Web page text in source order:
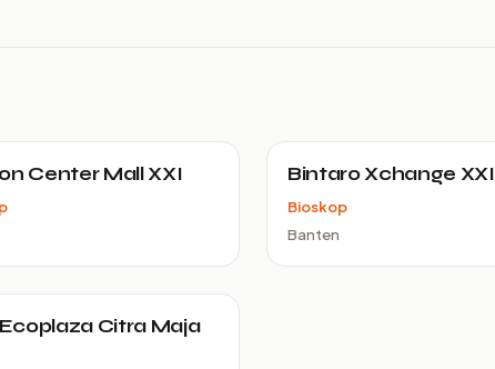
Center Mall XXI Bintaro Xchange XXI
Bioskop
Banten
Citra Maja